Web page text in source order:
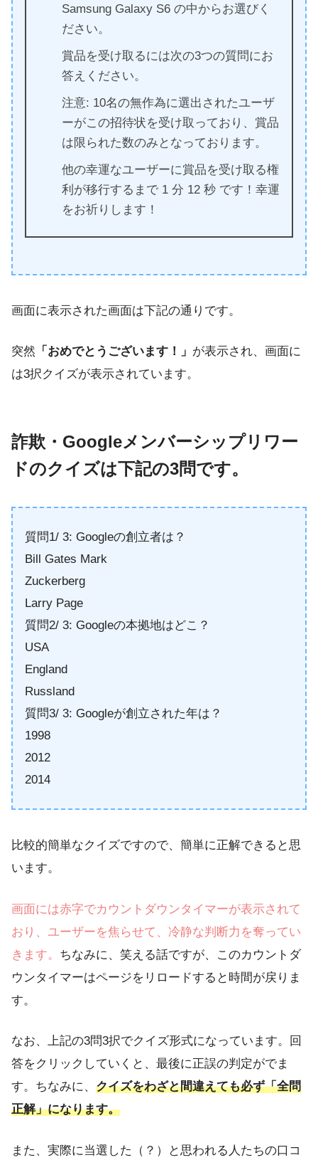
Samsung Galaxy S6 の中からお選びく
ださい。
賞品を受け取るには次の3つの質問にお
答えください。
注意: 10名の無作為に選出されたユーザ
ーがこの招待状を受け取っており、賞品
は限られた数のみとなっております。
他の幸運なユーザーに賞品を受け取る権
利が移行するまで 1 分 12 秒 です！幸運
をお祈りします！
画面に表示された画面は下記の通りです。
突然 「おめでとうございます！」 が表示され、画面に
は3択クイズが表示されています。
詐欺・Googleメンバーシップリワー
ドのクイズは下記の3問です。
質問1/ 3: Googleの創立者は？
Bill Gates Mark
Zuckerberg
Larry Page
質問2/ 3: Googleの本拠地はどこ？
USA
England
Russland
質問3/ 3: Googleが創立された年は？
1998
2012
2014
比較的簡単なクイズですので、簡単に正解できると思
います。
画面には赤字でカウントダウンタイマーが表示されて
おり、ユーザーを焦らせて、冷静な判断力を奪ってい
きます。 ちなみに、笑える話ですが、このカウントダ
ウンタイマーはページをリロードすると時間が戻りま
す。
なお、上記の3問3択でクイズ形式になっています。回
答をクリックしていくと、最後に正誤の判定がでま
す。ちなみに、 クイズをわざと間違えても必ず「全問
正解」になります。
また、実際に当選した（？）と思われる人たちの口コ